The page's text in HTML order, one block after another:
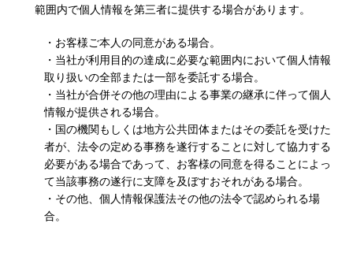
範囲内で個人情報を第三者に提供する場合があります。
・お客様ご本人の同意がある場合。
・当社が利用目的の達成に必要な範囲内において個人情報
取り扱いの全部または一部を委託する場合。
・当社が合併その他の理由による事業の継承に伴って個人
情報が提供される場合。
・国の機関もしくは地方公共団体またはその委託を受けた
者が、法令の定める事務を遂行することに対して協力する
必要がある場合であって、お客様の同意を得ることによっ
て当該事務の遂行に支障を及ぼすおそれがある場合。
・その他、個人情報保護法その他の法令で認められる場
合。